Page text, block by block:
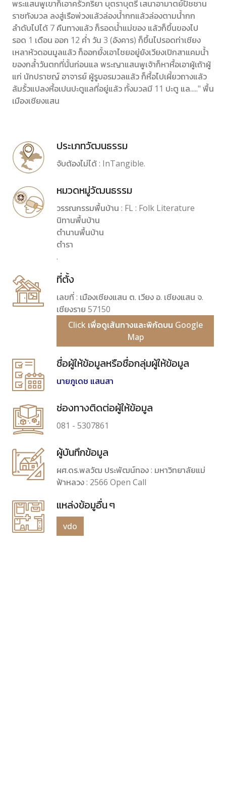
พระแสนพูเขาก็เอาครัวภริยา บุตราบุตรี เสนาอามาตย์ปัชชาน
ราชทังมวล ลงสู่เรือพ่วงแล้วล่องน้ำกกแล้วล่องตามน้ำกก
ลำดับไปได้ 7 คืนทางแล้ว ก็รอดน้ำแม่ของ แล้วก็ขึ้นของไป
รอด 1 เดือน ออก 12 ค่ำ วัน 3 (อังคาร) ก็ขึ้นไปรอดท่าเชียง
เหลาหัวดอนมูลแล้ว ก็ออกยั้งเอาไชยอยู่ยังเวียงเปิกสาแคมน้ำ
ของกล้ำวันตกที่นั้นก่อนแล พระญาแสนพูเจ้าก็หาหื้อเอาผู้เถ้าผู้
แก่ นักปราชญ์ อาจารย์ ผู้รูบอรมวลแล้ว ก็หื้อไปเผี้ยวถางแล้ว
ล้มรั้วแปลงหื้อเปนปะตูแลที่อยู่แล้ว ทั้งมวลมี 11 ปะตู แล....." พื้น
เมืองเชียงแสน
ประเภทวัฒนธรรม
จับต้องไม่ได้ : InTangible.
หมวดหมู่วัฒนธรรม
วรรณกรรมพื้นบ้าน : FL : Folk Literature
นิทานพื้นบ้าน
ตำนานพื้นบ้าน
ตำรา
.
ที่ตั้ง
เลขที่ : เมืองเชียงแสน ต. เวียง อ. เชียงแสน จ.
เชียงราย 57150
Click เพื่อดูเส้นทางและพิกัดบน Google
Map
ชื่อผู้ให้ข้อมูลหรือชื่อกลุ่มผู้ให้ข้อมูล
นายภูเดช แสนสา
ช่องทางติดต่อผู้ให้ข้อมูล
081 - 5307861
ผู้บันทึกข้อมูล
ผศ.ดร.พลวัฒ ประพัฒน์ทอง : มหาวิทยาลัยแม่
ฟ้าหลวง : 2566 Open Call
แหล่งข้อมูอื่น ๆ
vdo